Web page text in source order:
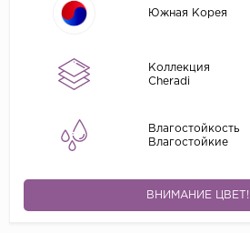
Южная Корея
Коллекция
Cheradi
Влагостойкость
Влагостойкие
ВНИМАНИЕ ЦВЕТ!